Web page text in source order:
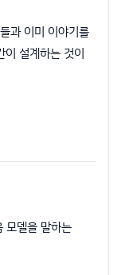
과 이미 이야기를
이 설계하는 것이
모델을 말하는